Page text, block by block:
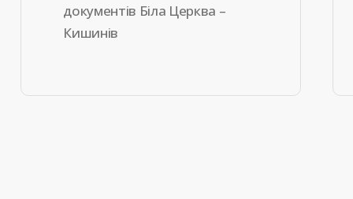
документів Біла Церква –
Кишинів